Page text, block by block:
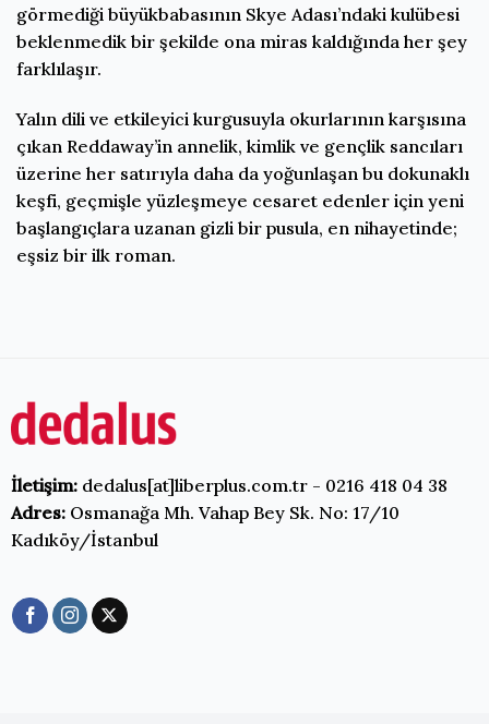
görmediği büyükbabasının Skye Adası’ndaki kulübesi
beklenmedik bir şekilde ona miras kaldığında her şey
farklılaşır.
Yalın dili ve etkileyici kurgusuyla okurlarının karşısına
çıkan Reddaway’in annelik, kimlik ve gençlik sancıları
üzerine her satırıyla daha da yoğunlaşan bu dokunaklı
keşfi, geçmişle yüzleşmeye cesaret edenler için yeni
başlangıçlara uzanan gizli bir pusula, en nihayetinde;
eşsiz bir ilk roman.
İletişim:dedalus[at]liberplus.com.tr - 0216 418 04 38
Adres:Osmanağa Mh. Vahap Bey Sk. No: 17/10
Kadıköy/İstanbul